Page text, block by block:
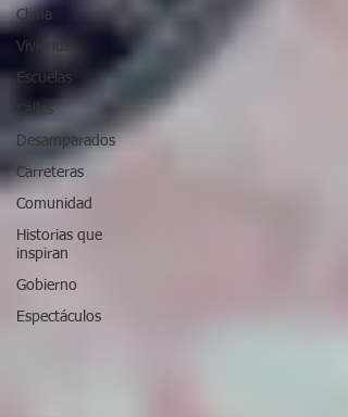
Clima
Vivienda
Escuelas
Calles
Desamparados
Carreteras
Comunidad
Historias que
inspiran
Gobierno
Espectáculos